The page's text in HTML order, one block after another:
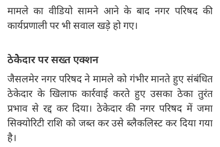
मामले का वीडियो सामने आने के बाद नगर परिषद की
कार्यप्रणाली पर भी सवाल खड़े हो गए।
ठेकेेेेदार पर सख्‍त एक्शन
जैसलमेर नगर परिषद ने मामले को गंभीर मानते हुए संबंधित
ठेकेदार के खिलाफ कार्रवाई करते हुए उसका ठेका तुरंत
प्रभाव से रद्द कर दिया। ठेकेदार की नगर परिषद में जमा
सिक्योरिटी राशि को जब्त कर उसे ब्लैकलिस्ट कर दिया गया
है।